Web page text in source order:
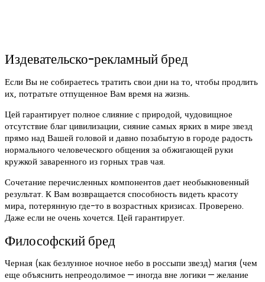
Издевательско-рекламный бред
Если Вы не собираетесь тратить свои дни на то, чтобы продлить
их, потратьте отпущенное Вам время на жизнь.
Цей гарантирует полное слияние с природой, чудовищное
отсутствие благ цивилизации, сияние самых ярких в мире звезд
прямо над Вашей головой и давно позабытую в городе радость
нормального человеческого общения за обжигающей руки
кружкой заваренного из горных трав чая.
Сочетание перечисленных компонентов дает необыкновенный
результат. К Вам возвращается способность видеть красоту
мира, потерянную где-то в возрастных кризисах. Проверено.
Даже если не очень хочется. Цей гарантирует.
Философский бред
Черная (как безлунное ночное небо в россыпи звезд) магия (чем
еще объяснить непреодолимое — иногда вне логики — желание